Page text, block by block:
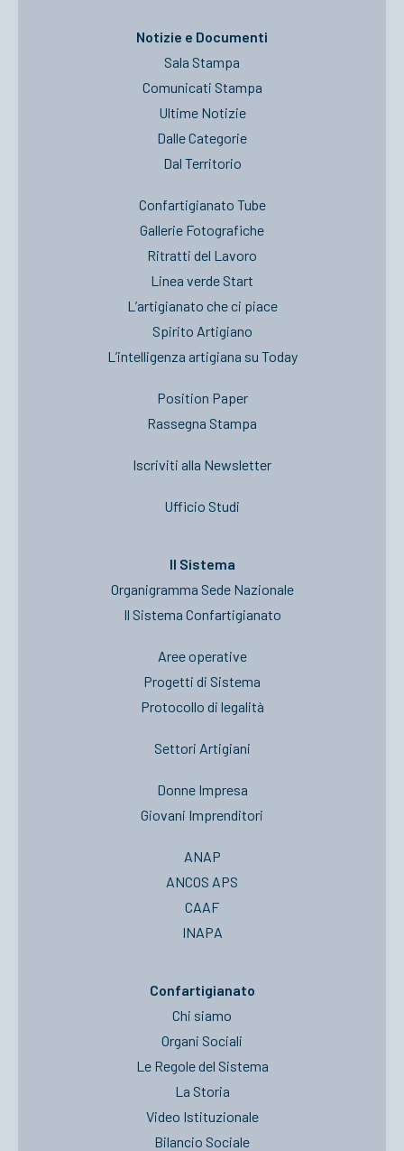
Notizie e Documenti
Sala Stampa
Comunicati Stampa
Ultime Notizie
Dalle Categorie
Dal Territorio
Confartigianato Tube
Gallerie Fotografiche
Ritratti del Lavoro
Linea verde Start
L’artigianato che ci piace
Spirito Artigiano
L’intelligenza artigiana su Today
Position Paper
Rassegna Stampa
Iscriviti alla Newsletter
Ufficio Studi
Il Sistema
Organigramma Sede Nazionale
Il Sistema Confartigianato
Aree operative
Progetti di Sistema
Protocollo di legalità
Settori Artigiani
Donne Impresa
Giovani Imprenditori
ANAP
ANCOS APS
CAAF
INAPA
Confartigianato
Chi siamo
Organi Sociali
Le Regole del Sistema
La Storia
Video Istituzionale
Bilancio Sociale